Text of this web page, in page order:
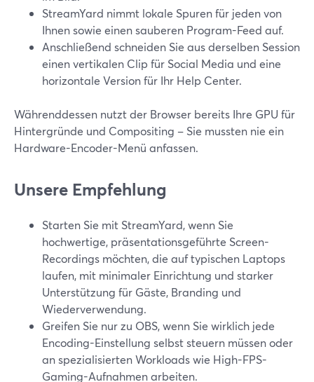
StreamYard nimmt lokale Spuren für jeden von
Ihnen sowie einen sauberen Program-Feed auf.
Anschließend schneiden Sie aus derselben Session
einen vertikalen Clip für Social Media und eine
horizontale Version für Ihr Help Center.
Währenddessen nutzt der Browser bereits Ihre GPU für
Hintergründe und Compositing – Sie mussten nie ein
Hardware-Encoder-Menü anfassen.
Unsere Empfehlung
Starten Sie mit StreamYard, wenn Sie
hochwertige, präsentationsgeführte Screen-
Recordings möchten, die auf typischen Laptops
laufen, mit minimaler Einrichtung und starker
Unterstützung für Gäste, Branding und
Wiederverwendung.
Greifen Sie nur zu OBS, wenn Sie wirklich jede
Encoding-Einstellung selbst steuern müssen oder
an spezialisierten Workloads wie High-FPS-
Gaming-Aufnahmen arbeiten.